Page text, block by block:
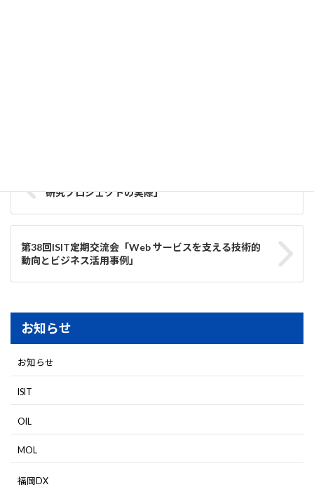
研究プロジェクトの実際」
第38回ISIT定期交流会「Web サービスを支える技術的
動向とビジネス活用事例」
お知らせ
お知らせ
ISIT
OIL
MOL
福岡DX